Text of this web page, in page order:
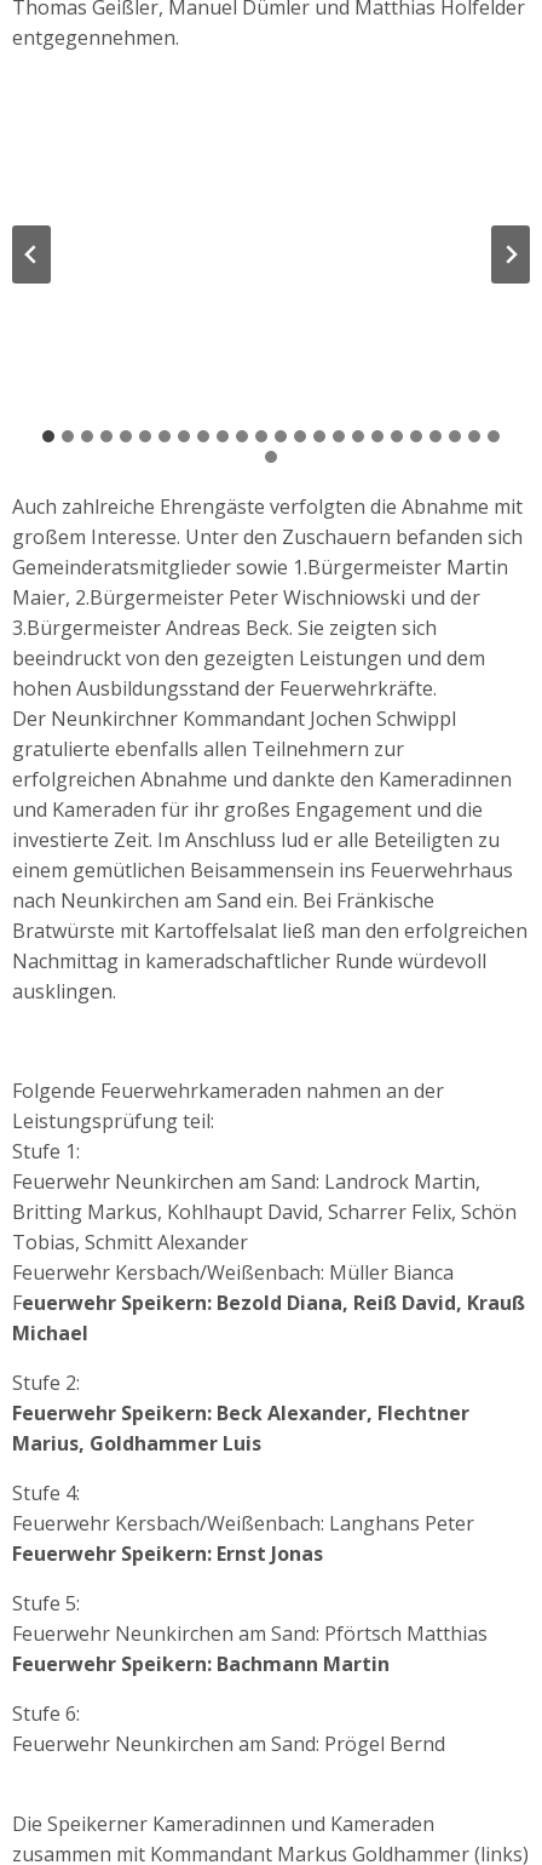
Thomas Geißler, Manuel Dümler und Matthias Holfelder
entgegennehmen.
Auch zahlreiche Ehrengäste verfolgten die Abnahme mit
großem Interesse. Unter den Zuschauern befanden sich
Gemeinderatsmitglieder sowie 1.Bürgermeister Martin
Maier, 2.Bürgermeister Peter Wischniowski und der
3.Bürgermeister Andreas Beck. Sie zeigten sich
beeindruckt von den gezeigten Leistungen und dem
hohen Ausbildungsstand der Feuerwehrkräfte.
Der Neunkirchner Kommandant Jochen Schwippl
gratulierte ebenfalls allen Teilnehmern zur
erfolgreichen Abnahme und dankte den Kameradinnen
und Kameraden für ihr großes Engagement und die
investierte Zeit. Im Anschluss lud er alle Beteiligten zu
einem gemütlichen Beisammensein ins Feuerwehrhaus
nach Neunkirchen am Sand ein. Bei Fränkische
Bratwürste mit Kartoffelsalat ließ man den erfolgreichen
Nachmittag in kameradschaftlicher Runde würdevoll
ausklingen.
Folgende Feuerwehrkameraden nahmen an der
Leistungsprüfung teil:
Stufe 1:
Feuerwehr Neunkirchen am Sand: Landrock Martin,
Britting Markus, Kohlhaupt David, Scharrer Felix, Schön
Tobias, Schmitt Alexander
Feuerwehr Kersbach/Weißenbach: Müller Bianca
Feuerwehr Speikern: Bezold Diana, Reiß David, Krauß
Michael
Stufe 2:
Feuerwehr Speikern: Beck Alexander, Flechtner
Marius, Goldhammer Luis
Stufe 4:
Feuerwehr Kersbach/Weißenbach: Langhans Peter
Feuerwehr Speikern: Ernst Jonas
Stufe 5:
Feuerwehr Neunkirchen am Sand: Pförtsch Matthias
Feuerwehr Speikern: Bachmann Martin
Stufe 6:
Feuerwehr Neunkirchen am Sand: Prögel Bernd
Die Speikerner Kameradinnen und Kameraden
zusammen mit Kommandant Markus Goldhammer (links)